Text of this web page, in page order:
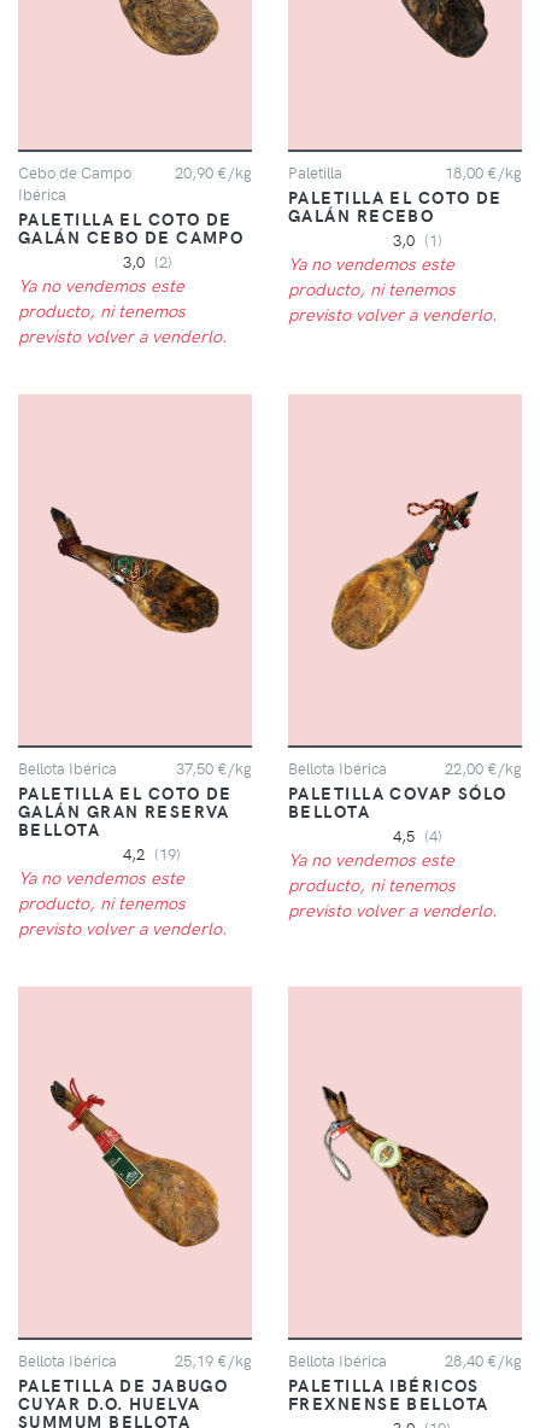
Cebo de Campo
Ibérica
20,90 €/kg
PALETILLA EL COTO DE
GALÁN CEBO DE CAMPO
3,0 (2)
Ya no vendemos este
producto, ni tenemos
previsto volver a venderlo.
Paletilla 18,00 €/kg
PALETILLA EL COTO DE
GALÁN RECEBO
3,0 (1)
Ya no vendemos este
producto, ni tenemos
previsto volver a venderlo.
Bellota Ibérica 37,50 €/kg
PALETILLA EL COTO DE
GALÁN GRAN RESERVA
BELLOTA
4,2 (19)
Ya no vendemos este
producto, ni tenemos
previsto volver a venderlo.
Bellota Ibérica 22,00 €/kg
PALETILLA COVAP SÓLO
BELLOTA
4,5 (4)
Ya no vendemos este
producto, ni tenemos
previsto volver a venderlo.
Bellota Ibérica 25,19 €/kg
PALETILLA DE JABUGO
CUYAR D.O. HUELVA
SUMMUM BELLOTA
Bellota Ibérica 28,40 €/kg
PALETILLA IBÉRICOS
FREXNENSE BELLOTA